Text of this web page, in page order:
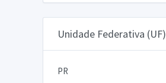
Unidade Federativa (UF)
PR